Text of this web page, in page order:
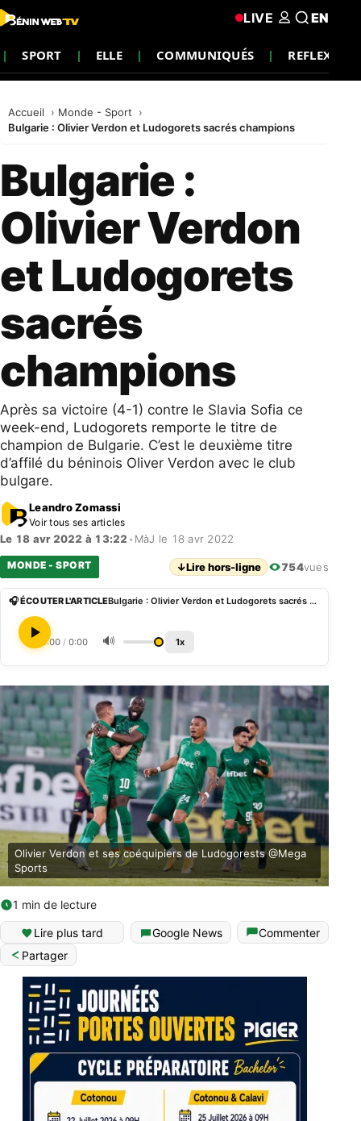
SPORT ELLE COMMUNIQUÉS REFLEXION
LIVE EN
Accueil
Monde - Sport
Bulgarie : Olivier Verdon et Ludogorets sacrés champions
Bulgarie :
Olivier Verdon
et Ludogorets
sacrés
champions
Après sa victoire (4-1) contre le Slavia Sofia ce
week-end, Ludogorets remporte le titre de
champion de Bulgarie. C’est le deuxième titre
d’affilé du béninois Oliver Verdon avec le club
bulgare.
Leandro Zomassi
Voir tous ses articles
Le 18 avr 2022 à 13:22 • MàJ le 18 avr 2022
MONDE - SPORT ↓Lire hors-ligne 754vues
🎧 ÉCOUTER L'ARTICLE Bulgarie : Olivier Verdon et Ludogorets sacrés champions
0:00 / 0:00 🔊 1x
Olivier Verdon et ses coéquipiers de Ludogorests @Mega
Sports
1 min de lecture
Lire plus tard Google News
Commenter
Partager